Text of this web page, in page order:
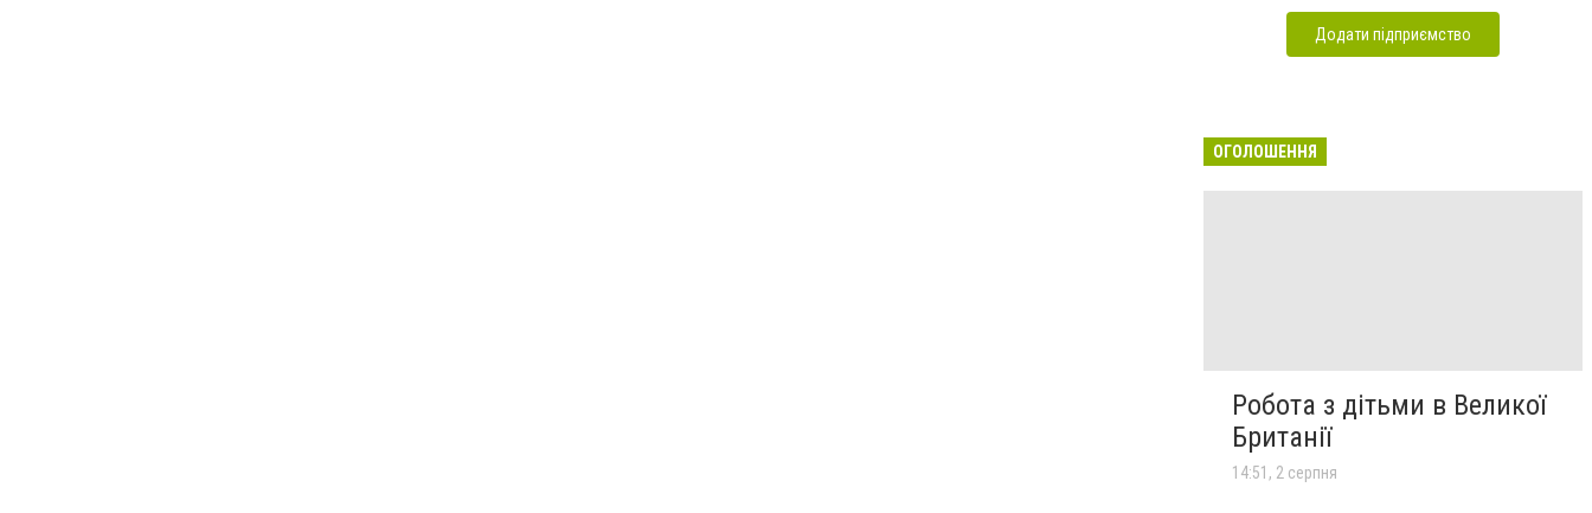
Додати підприємство
ОГОЛОШЕННЯ
Робота з дітьми в Великої
Британії
14:51, 2 серпня